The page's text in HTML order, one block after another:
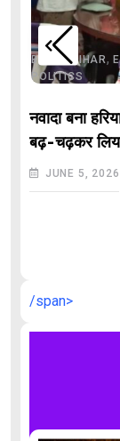
BIHAR,BIHAR,
POLITICS
नवादा बना
बढ़-चढ़कर
JUNE 5, 2026
/span>